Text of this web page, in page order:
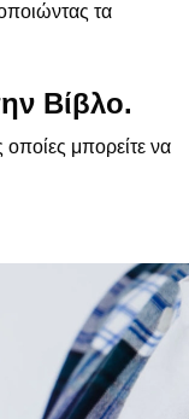
τα
Βίβλο.
μπορείτε να